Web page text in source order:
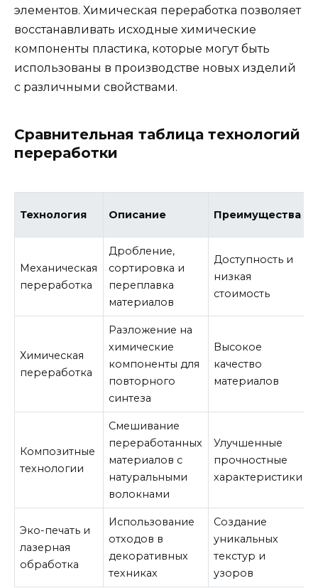
элементов. Химическая переработка позволяет
восстанавливать исходные химические
компоненты пластика, которые могут быть
использованы в производстве новых изделий
с различными свойствами.
Сравнительная таблица технологий
переработки
Технология Описание Преимущества
Механическая
переработка
Дробление,
сортировка и
переплавка
материалов
Доступность и
низкая
стоимость
Химическая
переработка
Разложение на
химические
компоненты для
повторного
синтеза
Высокое
качество
материалов
Композитные
технологии
Смешивание
переработанных
материалов с
натуральными
волокнами
Улучшенные
прочностные
характеристики
Эко-печать и
лазерная
обработка
Использование
отходов в
декоративных
техниках
Создание
уникальных
текстур и
узоров